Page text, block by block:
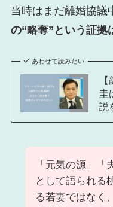
当時はまだ離婚協議
の“略奪”という証拠
あわせて読みたい
圭
説
「元気の源」「
として語られる
る若妻ではなく